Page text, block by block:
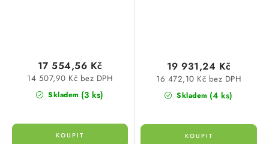
Skladem (3 ks)
14 507,90 Kč bez DPH
17 554,56 Kč
Skladem (4 ks)
16 472,10 Kč bez DPH
19 931,24 Kč